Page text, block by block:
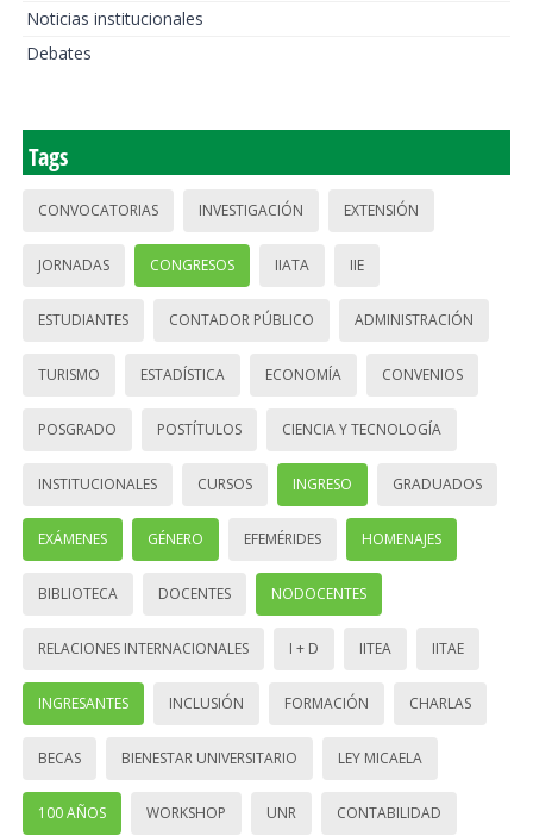
Noticias institucionales
Debates
Tags
CONVOCATORIAS INVESTIGACIÓN EXTENSIÓN
JORNADAS CONGRESOS IIATA IIE
ESTUDIANTES CONTADOR PÚBLICO ADMINISTRACIÓN
TURISMO ESTADÍSTICA ECONOMÍA CONVENIOS
POSGRADO POSTÍTULOS CIENCIA Y TECNOLOGÍA
INSTITUCIONALES CURSOS INGRESO GRADUADOS
EXÁMENES GÉNERO EFEMÉRIDES HOMENAJES
BIBLIOTECA DOCENTES NODOCENTES
RELACIONES INTERNACIONALES I + D IITEA IITAE
INGRESANTES INCLUSIÓN FORMACIÓN CHARLAS
BECAS BIENESTAR UNIVERSITARIO LEY MICAELA
100 AÑOS WORKSHOP UNR CONTABILIDAD